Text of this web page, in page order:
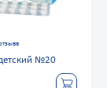
№20